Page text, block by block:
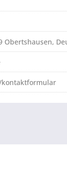
Obertshausen,